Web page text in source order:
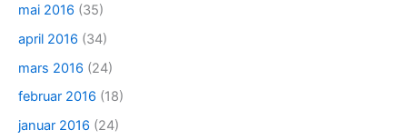
mai 2016 (35)
april 2016 (34)
mars 2016 (24)
februar 2016 (18)
januar 2016 (24)